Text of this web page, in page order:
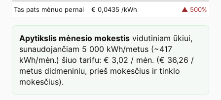
Tas pats mėnuo pernai
€ 0,0435 /kWh ▲ 500%
Apytikslis mėnesio mokestis vidutiniam ūkiui,
sunaudojančiam 5 000 kWh/metus (~417
kWh/mėn.) šiuo tarifu: € 3,02 / mėn. (€ 36,26 /
metus didmeniniu, prieš mokesčius ir tinklo
mokesčius).